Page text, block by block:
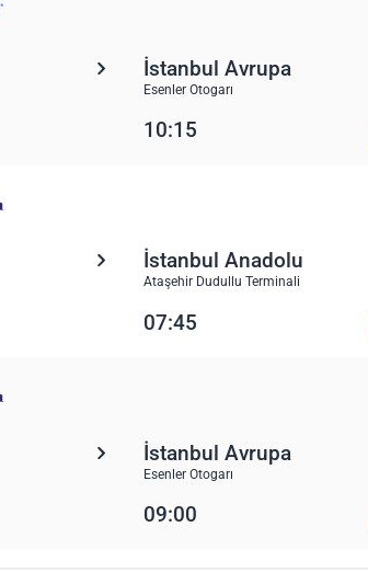
İstanbul Avrupa
Esenler Otogarı
10:15
İstanbul Anadolu
Ataşehir Dudullu Terminali
07:45
İstanbul Avrupa
Esenler Otogarı
09:00